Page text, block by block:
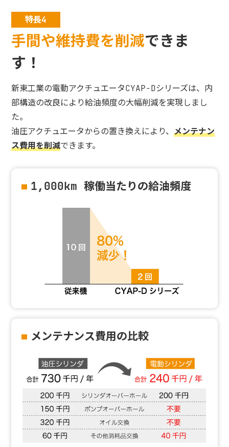
特長4
手間や維持費を削減できま
す！
新東工業の電動アクチュエータCYAP-Dシリーズは、内
部構造の改良により給油頻度の大幅削減を実現しまし
た。
油圧アクチュエータからの置き換えにより、メンテナン
ス費用を削減できます。
1,000km 稼働当たりの給油頻度
メンテナンス費用の比較